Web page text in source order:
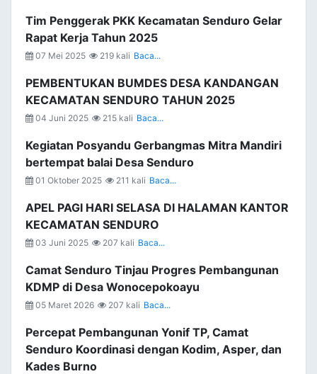
Tim Penggerak PKK Kecamatan Senduro Gelar
Rapat Kerja Tahun 2025
07 Mei 2025 219 kali Baca...
PEMBENTUKAN BUMDES DESA KANDANGAN
KECAMATAN SENDURO TAHUN 2025
04 Juni 2025 215 kali Baca...
Kegiatan Posyandu Gerbangmas Mitra Mandiri
bertempat balai Desa Senduro
01 Oktober 2025 211 kali Baca...
APEL PAGI HARI SELASA DI HALAMAN KANTOR
KECAMATAN SENDURO
03 Juni 2025 207 kali Baca...
Camat Senduro Tinjau Progres Pembangunan
KDMP di Desa Wonocepokoayu
05 Maret 2026 207 kali Baca...
Percepat Pembangunan Yonif TP, Camat
Senduro Koordinasi dengan Kodim, Asper, dan
Kades Burno